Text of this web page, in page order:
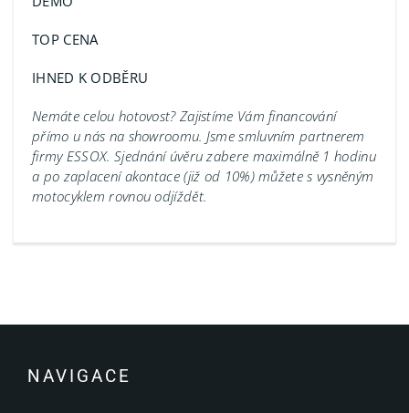
TOP CENA
IHNED K ODBĚRU
Nemáte celou hotovost? Zajistíme Vám financování
přímo u nás na showroomu. Jsme smluvním partnerem
firmy ESSOX. Sjednání úvěru zabere maximálně 1 hodinu
a po zaplacení akontace (již od 10%) můžete s vysněným
motocyklem rovnou odjíždět.
NAVIGACE